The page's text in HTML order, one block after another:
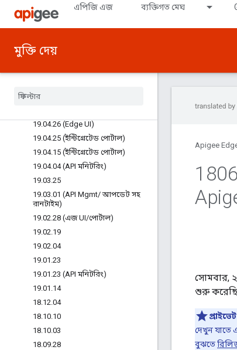
এপিজি এজ ব্যক্তিগত মেঘ
মুক্তি দেয়
19.07.16 (ইন্টিগ্রেটেড পোর্টাল)
19.06.25 (ইন্টিগ্রেটেড পোর্টাল)
19
19.04.26 (Edge UI)
19.04.25 (ইন্টিগ্রেটেড পোর্টাল)
19.04.15 (ইন্টিগ্রেটেড পোর্টাল)
19.04.04 (API মনিটরিং)
19.03.25
19.03.01 (API Mgmt/আপডেট সহ
রানটাইম)
19.02.28 (এজ UI/পোর্টাল)
19.02.19
19.02.04
19.01 .23
19.01 .23 (API মনিটরিং)
19.01 .14
18.12.04
18.10.10
18.10.03
18.09.28
Apigee
সোমবার,
শুরু
দেখুন যাতে
বুঝতে